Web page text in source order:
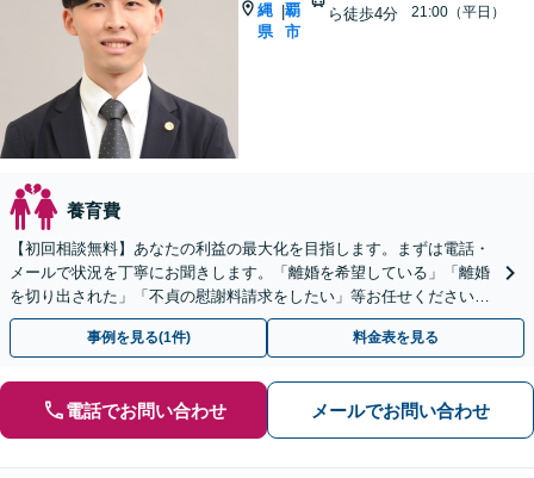
縄
県
|覇
市
ら徒歩4分
21:00（平日）
養育費
【初回相談無料】あなたの利益の最大化を目指します。まずは電話・
メールで状況を丁寧にお聞きします。「離婚を希望している」「離婚
を切り出された」「不貞の慰謝料請求をしたい」等お任せください。
【リーズナブルな料金設定】
事例を見る(1件) 料金表を見る
電話でお問い合わせ メールでお問い合わせ